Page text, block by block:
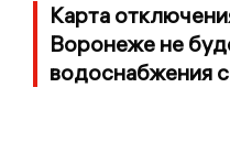
Карта
Воронеже не
водоснабжения с